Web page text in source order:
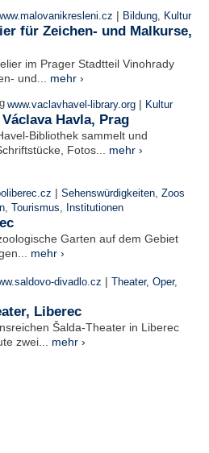
| Bildung, Kultur
für Zeichen- und Malkurse,
im Prager Stadtteil Vinohrady
und... mehr ›
www.vaclavhavel-library.org | Kultur
Havla, Prag
Bibliothek sammelt und
Fotos... mehr ›
| Sehenswürdigkeiten, Zoos
, Tourismus, Institutionen
Garten auf dem Gebiet
mehr ›
divadlo.cz | Theater, Oper,
Liberec
Šalda-Theater in Liberec
zwei... mehr ›